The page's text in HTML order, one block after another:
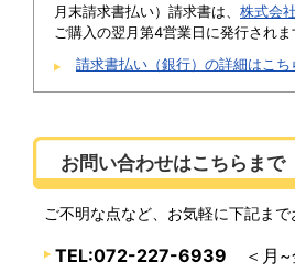
月末請求書払い）請求書は、 株式会
ご購入の翌月第4営業日に発行され
請求書払い（銀行）の詳細はこち
お問い合わせはこちらまで
ご不明な点など、お気軽に下記ま
TEL:072-227-6939 ＜月~